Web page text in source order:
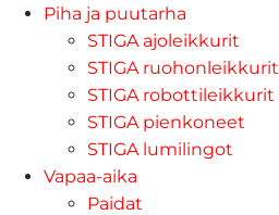
Piha ja puutarha
STIGA ajoleikkurit
STIGA ruohonleikkurit
STIGA robottileikkurit
STIGA pienkoneet
STIGA lumilingot
Vapaa-aika
Paidat